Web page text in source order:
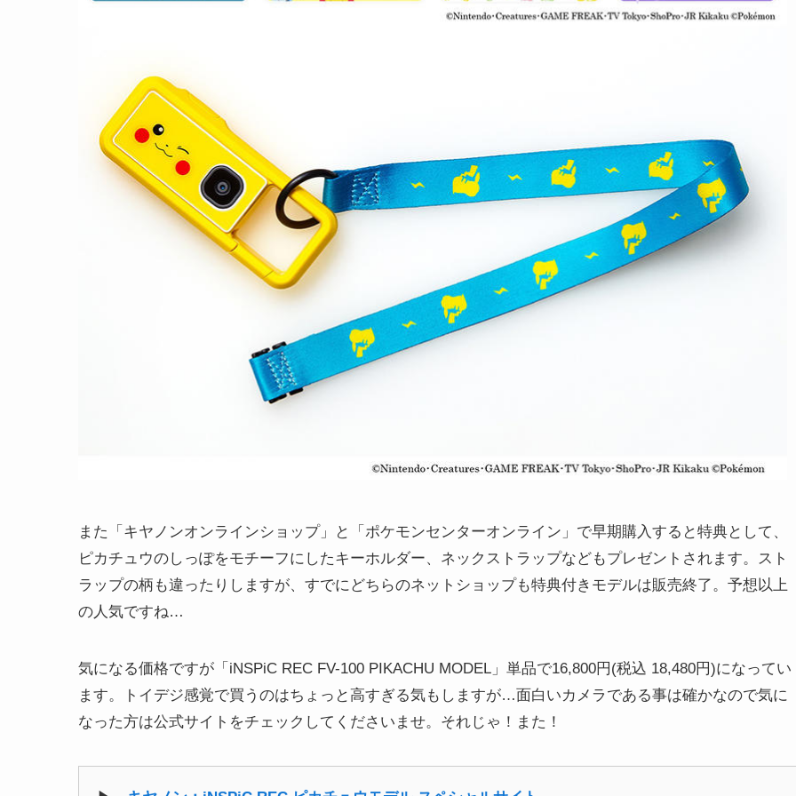
また「キヤノンオンラインショップ」と「ポケモンセンターオンライン」で早期購入すると特典として、
ピカチュウのしっぽをモチーフにしたキーホルダー、ネックストラップなどもプレゼントされます。スト
ラップの柄も違ったりしますが、すでにどちらのネットショップも特典付きモデルは販売終了。予想以上
の人気ですね…
気になる価格ですが「iNSPiC REC FV-100 PIKACHU MODEL」単品で16,800円(税込 18,480円)になってい
ます。トイデジ感覚で買うのはちょっと高すぎる気もしますが…面白いカメラである事は確かなので気に
なった方は公式サイトをチェックしてくださいませ。それじゃ！また！